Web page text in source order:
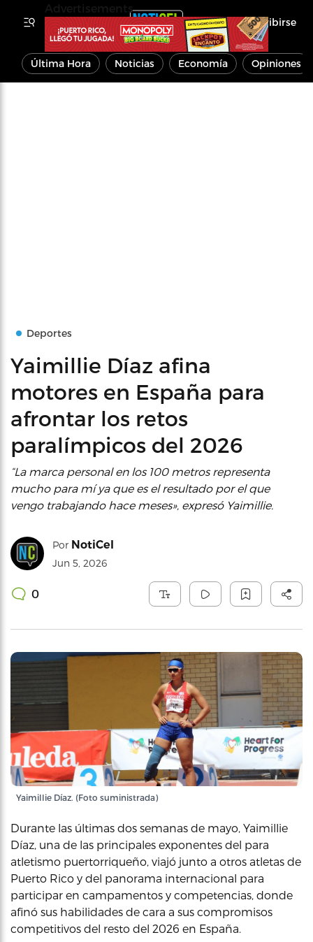
Inscribirse
Última Hora Noticias Economía Opiniones
Deportes
Yaimillie Díaz afina
motores en España para
afrontar los retos
paralímpicos del 2026
“La marca personal en los 100 metros representa
mucho para mí ya que es el resultado por el que
vengo trabajando hace meses», expresó Yaimillie.
Por NotiCel
Jun 5, 2026
0
Yaimillie Díaz. (Foto suministrada)
Durante las últimas dos semanas de mayo, Yaimillie
Díaz, una de las principales exponentes del para
atletismo puertorriqueño, viajó junto a otros atletas de
Puerto Rico y del panorama internacional para
participar en campamentos y competencias, donde
afinó sus habilidades de cara a sus compromisos
competitivos del resto del 2026 en España.
Advertisements